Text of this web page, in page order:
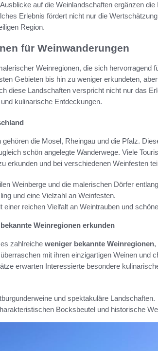
auf die Weinlandschaften ergänzen
Erlebnis fördert nicht nur die
Region.
für Weinwanderungen
Weinregionen, die sich hervorragend
Gebieten bis hin zu weniger erkundeten,
diese Landschaften verspricht nicht nur das
kulinarische Entdeckungen.
die Mosel, Rheingau und die Pfalz.
schön angelegte Wanderwege. Viele
erkunden und bei verschiedenen Weinfesten
Weinberge und die malerischen Dörfer
und eine Vielzahl an Weinfesten.
einer reichen Vielfalt an Weintrauben und
Weinregionen erkunden
zahlreiche weniger bekannte Weinregionen,
mit ihren einzigartigen Weinen und
erwarten Interessierte besondere
und spektakuläre Landschaften.
Bocksbeutel und historische